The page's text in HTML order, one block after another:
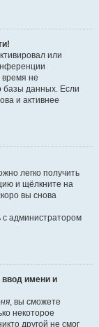
или
время не
базы данных. Если
и активнее
легко получить
и щёлкните на
вы снова
с администратором
ввод имени и
, вы сможете
некоторое
другой не смог